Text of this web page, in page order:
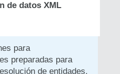
de datos XML
para
preparadas para
de entidades,